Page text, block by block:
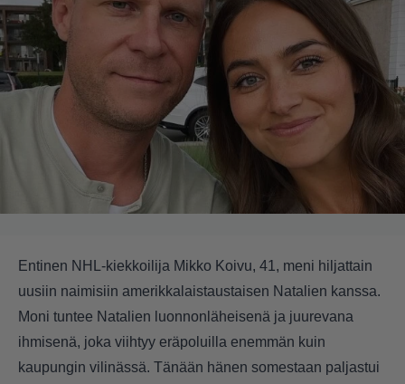
Entinen NHL-kiekkoilija Mikko Koivu, 41, meni hiljattain
uusiin naimisiin amerikkalaistaustaisen Natalien kanssa.
Moni tuntee Natalien luonnonläheisenä ja juurevana
ihmisenä, joka viihtyy eräpoluilla enemmän kuin
kaupungin vilinässä. Tänään hänen somestaan paljastui